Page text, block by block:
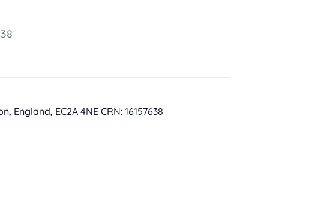
England, EC2A 4NE CRN: 16157638